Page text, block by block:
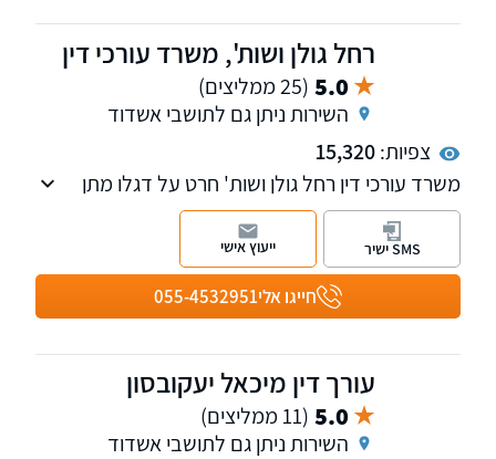
רחל גולן ושות', משרד עורכי דין
5.0 (25 ממליצים)
השירות ניתן גם לתושבי אשדוד
צפיות:15,320
משרד עורכי דין רחל גולן ושות' חרט על דגלו מתן
הגנה משפטית מקיפה וייצוג אישי בכל היבטי דיני
התעבורה והמשפט הפלילי. משרדנו דוגל בשירות
מקצועי וליווי אישי החל מפתיחת התיק ועד לסיומו,
לאורך כל שעות היממה וברחבי הארץ.
חייגו אלי055-4532951
SMS ישיר ייעוץ אישי
עורך דין מיכאל יעקובסון
5.0 (11 ממליצים)
השירות ניתן גם לתושבי אשדוד